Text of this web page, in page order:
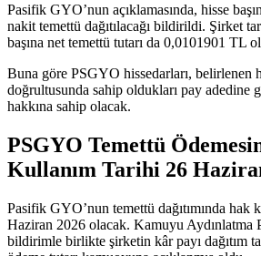
Pasifik GYO’nun açıklamasında, hisse
nakit temettü dağıtılacağı bildirildi. Şirket
başına net temettü tutarı da 0,0101901 TL
Buna göre PSGYO hissedarları, belirlenen
doğrultusunda sahip oldukları pay adedine
hakkına sahip olacak.
PSGYO Temettü
Kullanım Tarihi 26
Pasifik GYO’nun temettü dağıtımında hak
Haziran 2026 olacak. Kamuyu Aydınlatma
bildirimle birlikte şirketin kâr payı dağıtım